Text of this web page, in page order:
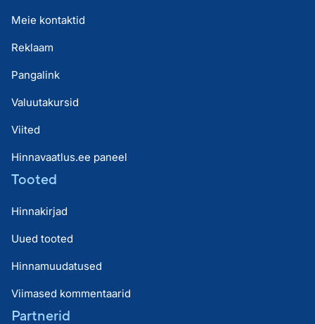
Meie kontaktid
Reklaam
Pangalink
Valuutakursid
Viited
Hinnavaatlus.ee paneel
Tooted
Hinnakirjad
Uued tooted
Hinnamuudatused
Viimased kommentaarid
Partnerid